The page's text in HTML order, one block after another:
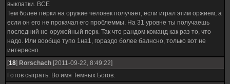
выклатки. ВСЕ
Тем более перки на оружие человек получает, если играл этим оржием, а
если он его не прокачал его проблеммы. На 31 уровне ты получаешь
последний не-оружейный перк. Так что рандом команд как раз то, что
надо. Или вообще тупо 1на1, гораздо более балнсно, только вот не
интересно.
[18] Rorschach [2011-09-22, 8:49:22]
Готов сыграть. Во имя Темных Богов.